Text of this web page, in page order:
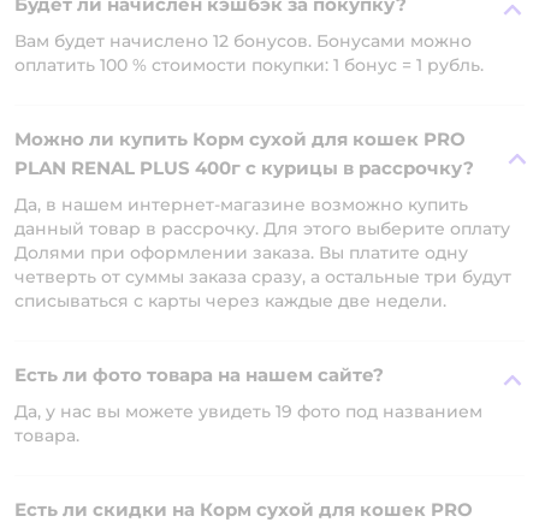
Вам будет начислено 12 бонусов. Бонусами можно
оплатить 100 % стоимости покупки: 1 бонус = 1 рубль.
Можно ли купить Корм сухой для кошек PRO
PLAN RENAL PLUS 400г с курицы в рассрочку?
Да, в нашем интернет-магазине возможно купить
данный товар в рассрочку. Для этого выберите оплату
Долями при оформлении заказа. Вы платите одну
четверть от суммы заказа сразу, а остальные три будут
списываться с карты через каждые две недели.
Есть ли фото товара на нашем сайте?
Да, у нас вы можете увидеть 19 фото под названием
товара.
Есть ли скидки на Корм сухой для кошек PRO